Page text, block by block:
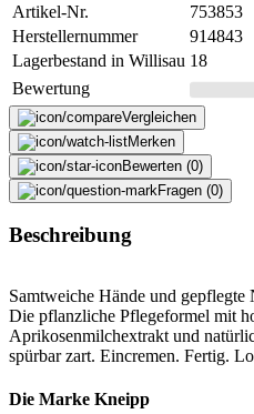
Artikel-Nr.
753853
Herstellernummer
914843
Lagerbestand in Willisau 18
Bewertung
Vergleichen
Merken
Bewerten (0)
Fragen (0)
Beschreibung
Samtweiche Hände und gepflegte
Die pflanzliche Pflegeformel mit
Aprikosenmilchextrakt und
spürbar zart. Eincremen. Fertig.
Die Marke Kneipp